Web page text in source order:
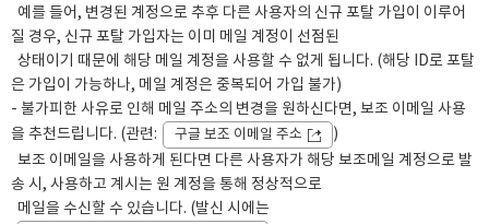
예를 들어, 변경된 계정으로 추후 다른 사용자의 신규 포탈 가입이 이루어
질 경우, 신규 포탈 가입자는 이미 메일 계정이 선점된
상태이기 때문에 해당 메일 계정을 사용할 수 없게 됩니다. (해당 ID로 포탈
은 가입이 가능하나, 메일 계정은 중복되어 가입 불가)
- 불가피한 사유로 인해 메일 주소의 변경을 원하신다면, 보조 이메일 사용
을 추천드립니다. (관련:
구글 보조 이메일 주소
)
보조 이메일을 사용하게 된다면 다른 사용자가 해당 보조메일 계정으로 발
송 시, 사용하고 계시는 원 계정을 통해 정상적으로
메일을 수신할 수 있습니다. (발신 시에는